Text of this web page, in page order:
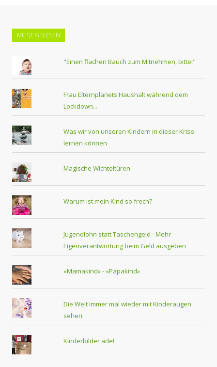
MEIST GELESEN
"Einen flachen Bauch zum Mitnehmen, bitte!"
Frau Elternplanets Haushalt während dem
Lockdown...
Was wir von unseren Kindern in dieser Krise
lernen können
Magische Wichteltüren
Warum ist mein Kind so frech?
Jugendlohn statt Taschengeld - Mehr
Eigenverantwortung beim Geld ausgeben
«Mamakind» - «Papakind»
Die Welt immer mal wieder mit Kinderaugen
sehen
Kinderbilder ade!